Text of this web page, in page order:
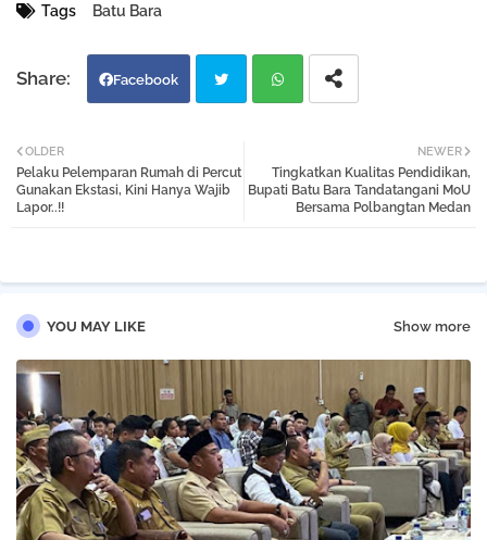
Tags Batu Bara
Facebook
tter atsa
NEWER
Tingkatkan Kualitas Pendidikan,
Bupati Batu Bara Tandatangani MoU
Bersama Polbangtan Medan
OLDER
Pelaku Pelemparan Rumah di Percut
Gunakan Ekstasi, Kini Hanya Wajib
Lapor..!!
YOU MAY LIKE Show more